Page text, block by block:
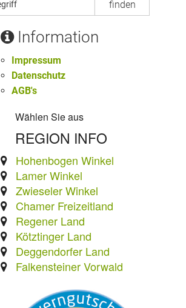
Information
Impressum
Datenschutz
AGB's
Wählen Sie aus
REGION INFO
Hohenbogen Winkel
Lamer Winkel
Zwieseler Winkel
Chamer Freizeitland
Regener Land
Kötztinger Land
Deggendorfer Land
Falkensteiner Vorwald